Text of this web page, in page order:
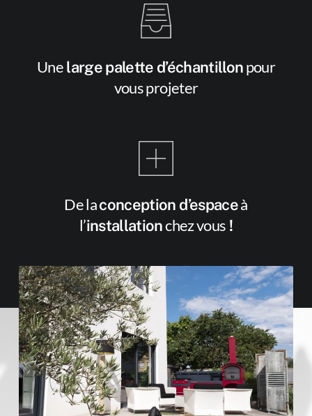
Unelarge palette d’échantillonpour
vous projeter
De laconception d’espaceà
l’installationchez vous !